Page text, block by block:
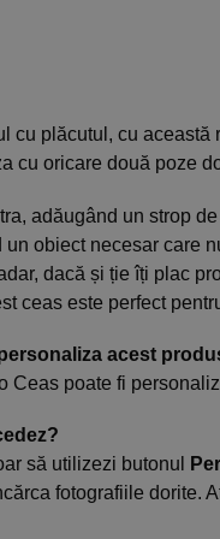
cu plăcutul, cu această
cu oricare două poze
adăugând un strop
un obiect necesar care
dacă și ție îți plac
ceas este perfect
acest
Ceas poate fi
să utilizezi butonul
fotografiile dorite.